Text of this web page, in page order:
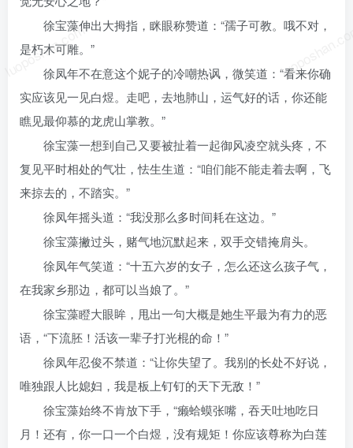
luoposhan.com
徐宝藻伸出大拇指，眯眼称赞道：“孺子可教。哦不对，
是朽木可雕。”
徐凤年不在意这个妮子的冷嘲热讽，微笑道：“看来你确
实应该见一见白煜。走吧，去地肺山，运气好的话，你还能
瞧见最仰慕的龙虎山掌教。”
徐宝藻一想到自己又要被扯着一起御风凌空就头疼，不
复见平时相处的气壮，怯生生道：“咱们能不能走着去啊，飞
来掠去的，不踏实。”
徐凤年摇头道：“我没那么多时间耗在这边。”
徐宝藻撇过头，赌气地沉默起来，双手交错掩肩头。
徐凤年气笑道：“十五六岁的女子，怎么还这么孩子气，
在我家乡那边，都可以当娘了。”
徐宝藻瞪大眼眸，甩出一句大概是她生平最为有力的恶
语，“下流胚！活该一辈子打光棍的命！”
徐凤年忍俊不禁道：“让你失望了。我别的长处不好说，
唯独跟人比媳妇，我是板上钉钉的天下无敌！”
徐宝藻始终不肯放下手，“癞蛤蟆张嘴，吞天吐地吃日
月！还有，你一口一个白煜，没有规矩！你应该尊称为白莲